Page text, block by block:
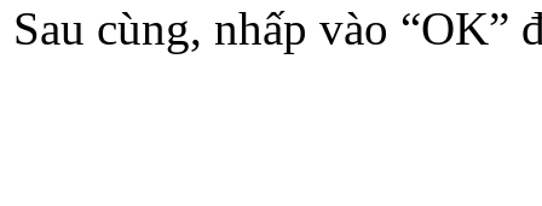
Sau cùng, nhấp vào “OK”